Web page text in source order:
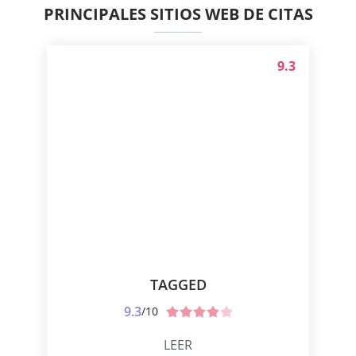
PRINCIPALES SITIOS WEB DE CITAS
TAGGED
9.3/10
9.3
LEER